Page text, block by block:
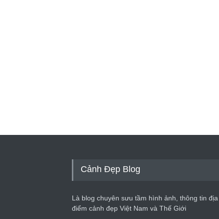
Cảnh Đẹp Blog
Là blog chuyên sưu tầm hình ảnh, thông tin địa
điểm cảnh đẹp Việt Nam và Thế Giới